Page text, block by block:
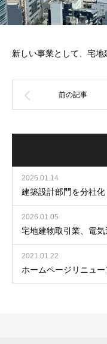
新しい事業として、宅地
2026.01.14
2026.01.05
宅地建物取引業、電
2021.01.22
ホームページリニュ